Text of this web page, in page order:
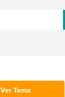
Ver Tema